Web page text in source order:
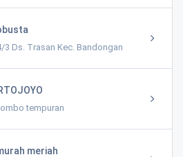
3 Ds. Trasan Kec. Bandongan
tempuran
meriah